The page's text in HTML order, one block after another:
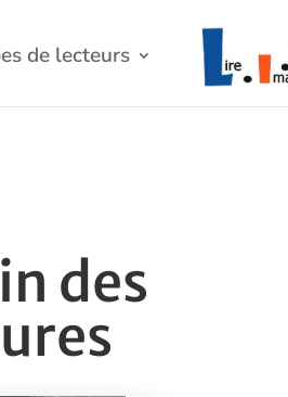
de lecteurs
des